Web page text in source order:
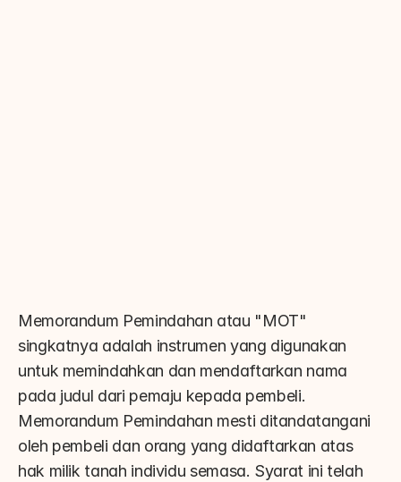
Memorandum Pemindahan atau "MOT"
singkatnya adalah instrumen yang digunakan
untuk memindahkan dan mendaftarkan nama
pada judul dari pemaju kepada pembeli.
Memorandum Pemindahan mesti ditandatangani
oleh pembeli dan orang yang didaftarkan atas
hak milik tanah individu semasa. Syarat ini telah